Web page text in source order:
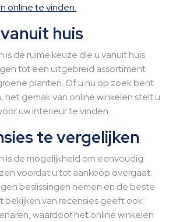
online te vinden.
huis
de ruime keuze die u vanuit huis
tot een uitgebreid assortiment
planten. Of u nu op zoek bent
gemak van online winkelen stelt u
uw interieur te vinden.
te vergelijken
is de mogelijkheid om eenvoudig
voordat u tot aankoop overgaat.
beslissingen nemen en de beste
van recensies geeft ook
waardoor het online winkelen